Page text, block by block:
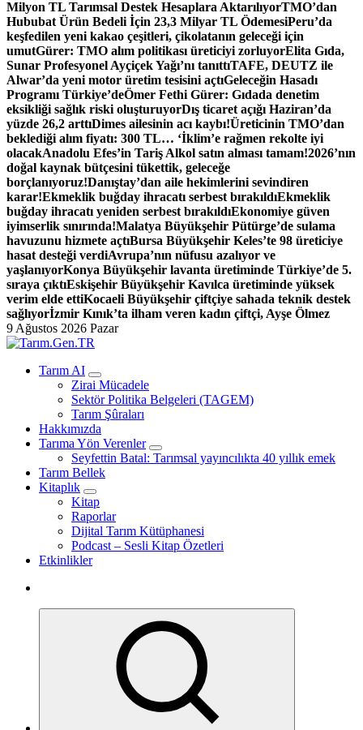
Milyon TL Tarımsal Destek Hesaplara AktarılıyorTMO’dan
Hububat Ürün Bedeli İçin 23,3 Milyar TL ÖdemesiPeru’da
keşfedilen yeni kakao çeşitleri, çikolatanın geleceği için
umutGürer: TMO alım politikası üreticiyi zorluyorElita Gıda,
Sunar Profesyonel Ayçiçek Yağı’nı tanıttıTAFE, DEUTZ ile
Alwar’da yeni motor üretim tesisini açtıGeleceğin Hasadı
Programı Türkiye’deÖmer Fethi Gürer: Gıdada denetim
eksikliği sağlık riski oluşturuyorDış ticaret açığı Haziran’da
yüzde 26,2 arttıDimes ailesinin acı kaybı!Üreticinin TMO’dan
beklediği alım fiyatı: 300 TL… ‘İklim’e rağmen rekolte iyi
olacakAnadolu Efes’in Tariş Alkol satın alması tamam!2026’nın
doğal kaynak bütçesini tükettik, geleceğe
borçlanıyoruz!Danıştay’dan aile hekimlerini sevindiren
karar!Ekmeklik buğday ihracatı serbest bırakıldıEkmeklik
buğday ihracatı yeniden serbest bırakıldıEkonomiye güven
iyimserlik sınırında!Malatya Büyükşehir Pütürge’de sulama
havuzunu hizmete açtıBursa Büyükşehir Keles’te 98 üreticiye
hasat desteği verdiAvrupa’nın nüfusu azalıyor ve
yaşlanıyorKonya Büyükşehir lavanta üretiminde Türkiye’de 5.
sıraya çıktıEskişehir Büyükşehir Kavılca üretiminde yüksek
verim elde ettiKocaeli Büyükşehir çiftçiye sahada teknik destek
sağlıyorİzmir Kınık’ta ilham veren kadın çiftçi, Ayşe Ölmez
9 Ağustos 2026 Pazar
Türk Tarımının İnternetteki Adresi
Tarım AI
Zirai Mücadele
Sektör Politika Belgeleri (TAGEM)
Tarım Şûraları
Hakkımızda
Tarıma Yön Verenler
Seyfettin Batal: Tarımsal yayıncılıkta 40 yıllık emek
Tarım Bellek
Kitaplık
Kitap
Raporlar
Dijital Tarım Kütüphanesi
Podcast – Sesli Kitap Özetleri
Etkinlikler